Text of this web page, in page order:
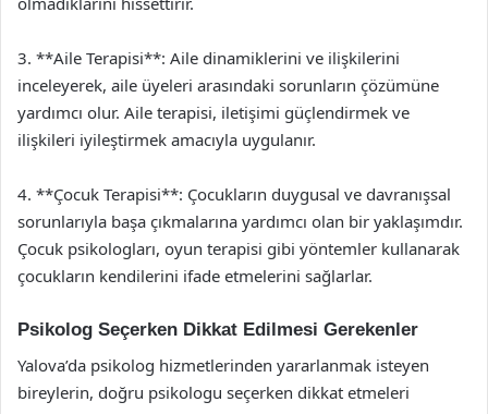
3. **Aile Terapisi**: Aile dinamiklerini ve ilişkilerini
inceleyerek, aile üyeleri arasındaki sorunların çözümüne
yardımcı olur. Aile terapisi, iletişimi güçlendirmek ve
ilişkileri iyileştirmek amacıyla uygulanır.
4. **Çocuk Terapisi**: Çocukların duygusal ve davranışsal
sorunlarıyla başa çıkmalarına yardımcı olan bir yaklaşımdır.
Çocuk psikologları, oyun terapisi gibi yöntemler kullanarak
çocukların kendilerini ifade etmelerini sağlarlar.
Psikolog Seçerken Dikkat Edilmesi Gerekenler
Yalova’da psikolog hizmetlerinden yararlanmak isteyen
bireylerin, doğru psikologu seçerken dikkat etmeleri